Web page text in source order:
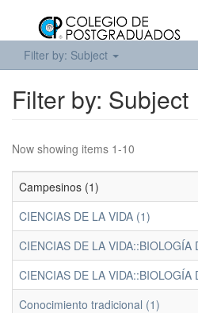
Filter by: Subject
Filter by: Subject
Now showing items 1-10
Campesinos (1)
CIENCIAS DE LA VIDA (1)
CIENCIAS DE LA
CIENCIAS DE LA
Conocimiento tradicional (1)